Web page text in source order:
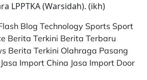
LPPTKA (Warsidah). (ikh)
Blog Technology Sports Sport
Berita Terkini Berita Terbaru
Berita Terkini Olahraga Pasang
Jasa Import China Jasa Import Door